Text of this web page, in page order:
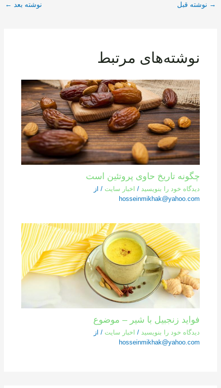
→ نوشته قبل نوشته بعد ←
نوشته‌های مرتبط
چگونه تاریخ حاوی پروتئین است
دیدگاه‌ خود را بنویسید / اخبار سایت / از
hosseinmikhak@yahoo.com
فواید زنجبیل با شیر – موضوع
دیدگاه‌ خود را بنویسید / اخبار سایت / از
hosseinmikhak@yahoo.com